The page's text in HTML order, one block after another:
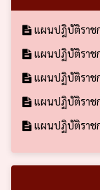
แผนปฎิบัติราช
แผนปฏิบัติราช
แผนปฏิบัติราช
แผนปฏิบัติราช
แผนปฏิบัติราช